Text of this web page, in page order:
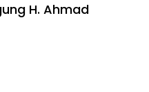
H. Ahmad